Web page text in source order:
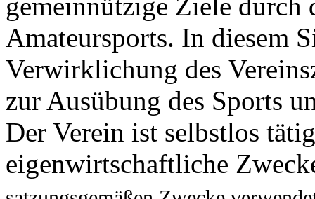
Der Verein ist selbstlos
eigenwirtschaftliche
satzungsgemäßen Zwecke
Zuwendungen aus Mitteln des
die dem Zweckdes Vereins
unverhältnismäßig hohe